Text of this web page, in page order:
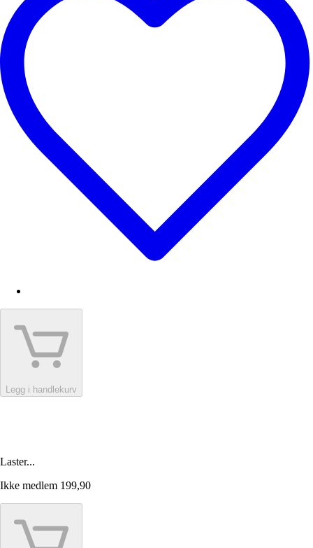
Legg i handlekurv
Laster...
Ikke medlem 199,90